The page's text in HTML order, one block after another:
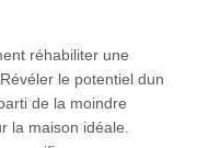
réhabiliter une
le potentiel dun
de la moindre
la maison idéale.